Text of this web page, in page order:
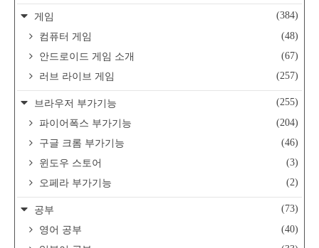
게임
(384)
컴퓨터 게임
(48)
안드로이드 게임 소개
(67)
러브 라이브 게임
(257)
브라우저 부가기능
(255)
파이어폭스 부가기능
(204)
구글 크롬 부가기능
(46)
윈도우 스토어
(3)
오페라 부가기능
(2)
공부
(73)
영어 공부
(40)